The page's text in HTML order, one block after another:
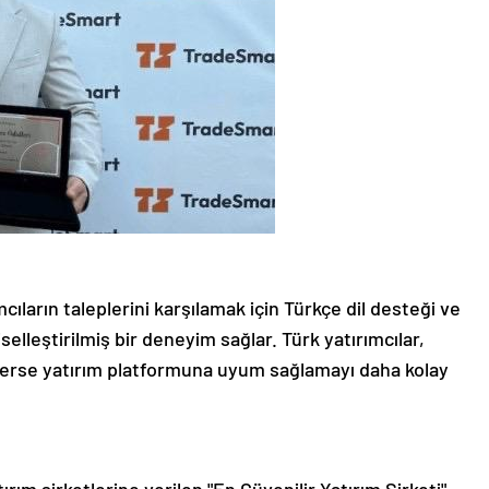
taleplerini karşılamak için Türkçe dil desteği ve
bir deneyim sağlar. Türk yatırımcılar,
yatırım platformuna uyum sağlamayı daha kolay